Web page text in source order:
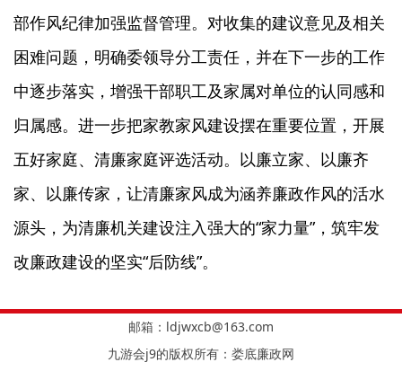
部作风纪律加强监督管理。对收集的建议意见及相关
困难问题，明确委领导分工责任，并在下一步的工作
中逐步落实，增强干部职工及家属对单位的认同感和
归属感。进一步把家教家风建设摆在重要位置，开展
五好家庭、清廉家庭评选活动。以廉立家、以廉齐
家、以廉传家，让清廉家风成为涵养廉政作风的活水
源头，为清廉机关建设注入强大的“家力量”，筑牢发
改廉政建设的坚实“后防线”。
邮箱： ldjwxcb@163.com
九游会j9的版权所有：娄底廉政网